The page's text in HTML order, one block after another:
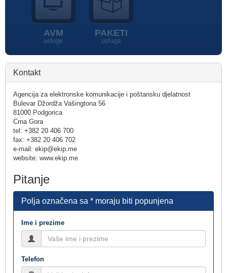
AVM
usluge
PAKETI
usluga
Kontakt
Agencija za elektronske komunikacije i poštansku djelatnost
Bulevar Džordža Vašingtona 56
81000 Podgorica
Crna Gora
tel: +382 20 406 700
fax: +382 20 406 702
e-mail: ekip@ekip.me
website: www.ekip.me
Pitanje
Polja označena sa * moraju biti popunjena
Ime i prezime
Telefon